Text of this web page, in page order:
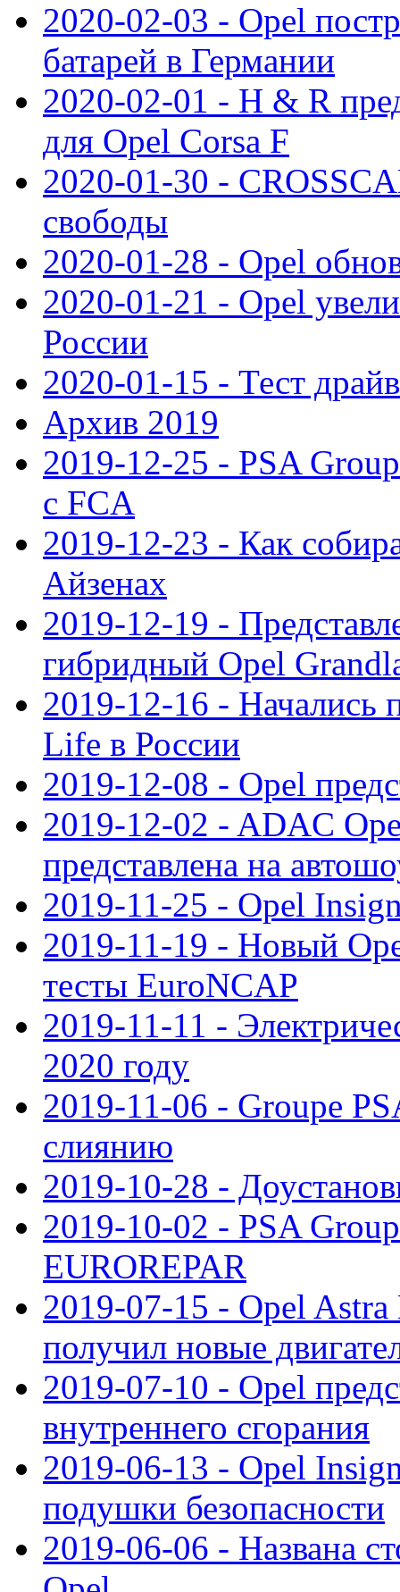
2020-02-03 - Opel
батарей в Германии
2020-02-01 - H & R
для Opel Corsa F
2020-01-30 -
свободы
2020-01-28 - Opel
2020-01-21 - Opel
России
2020-01-15 - Тест
Архив 2019
2019-12-25 - PSA
с FCA
2019-12-23 - Как
Айзенах
2019-12-19 -
гибридный Opel
2019-12-16 - Начались
Life в России
2019-12-08 - Opel
2019-12-02 - ADAC
представлена на
2019-11-25 - Opel
2019-11-19 - Новый
тесты EuroNCAP
2019-11-11 -
2020 году
2019-11-06 - Groupe
слиянию
2019-10-28 -
2019-10-02 - PSA
EUROREPAR
2019-07-15 - Opel Astra
получил новые
2019-07-10 - Opel
внутреннего сгорания
2019-06-13 - Opel
подушки безопасности
2019-06-06 - Названа